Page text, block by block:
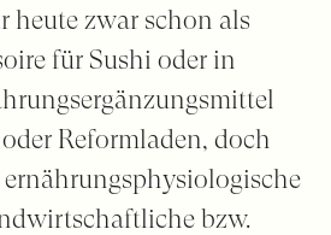
heute zwar schon als
für Sushi oder in
Reformladen, doch
bzw.